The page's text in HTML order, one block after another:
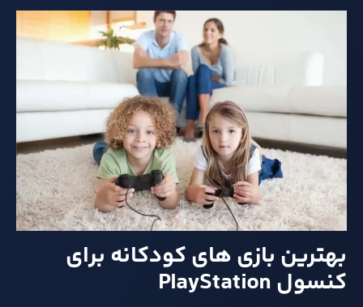
بهترین بازی‌ های کودکانه برای
کنسول PlayStation